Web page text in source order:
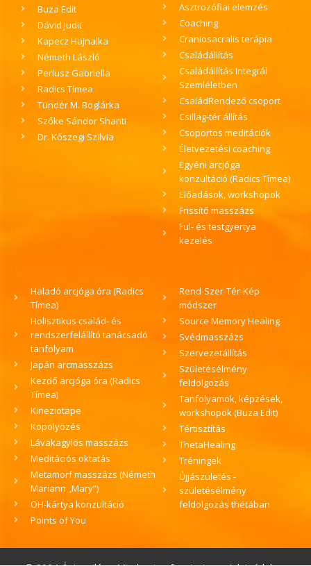
Buza Edit
Dávid Judit
Kapecz Hajnalka
Németh László
Perlusz Gabriella
Radics Tímea
Tündér M. Boglárka
Szőke Sándor Shanti
Dr. Kőszegi Szilvia
Asztrozófiai elemzés
Coaching
Craniosacralis terápia
Családállítás
Családállítás Integrál
Szemléletben
CsaládRendező csoport
Csillag-tér állítás
Csoportos meditációk
Életvezetési coaching
Egyéni arcjóga
konzultáció (Radics Tímea)
Előadások, workshopok
Frissítő masszázs
Fül- és testgyertya
kezelés
Haladó arcjóga óra (Radics
Tímea)
Holisztikus család- és
rendszerfelállító tanácsadó
tanfolyam
Japán arcmasszázs
Kezdő arcjóga óra (Radics
Tímea)
Kineziotape
Köpölyözés
Lávakagylós masszázs
Meditációs oktatás
Metamorf masszázs (Németh
Mariann „Mary”)
OH-kártya konzultáció
Points of You
Rend-Szer-Tér-Kép
módszer
Source Memory Healing
Svédmasszázs
Szervezetállítás
Születésélmény
feldolgozás
Tanfolyamok, képzések,
workshopok (Buza Edit)
Tértisztítás
ThetaHealing
Tréningek
Újjászületés -
születésélmény
feldolgozás thétában